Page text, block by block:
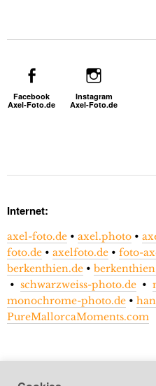
Facebook
Axel-Foto.de
Instagram
Axel-Foto.de
Internet:
axel-foto.de • axel.photo •
foto.de • axelfoto.de • foto-
berkenthien.de •
• schwarzweiss-photo.de •
monochrome-photo.de •
PureMallorcaMoments.com